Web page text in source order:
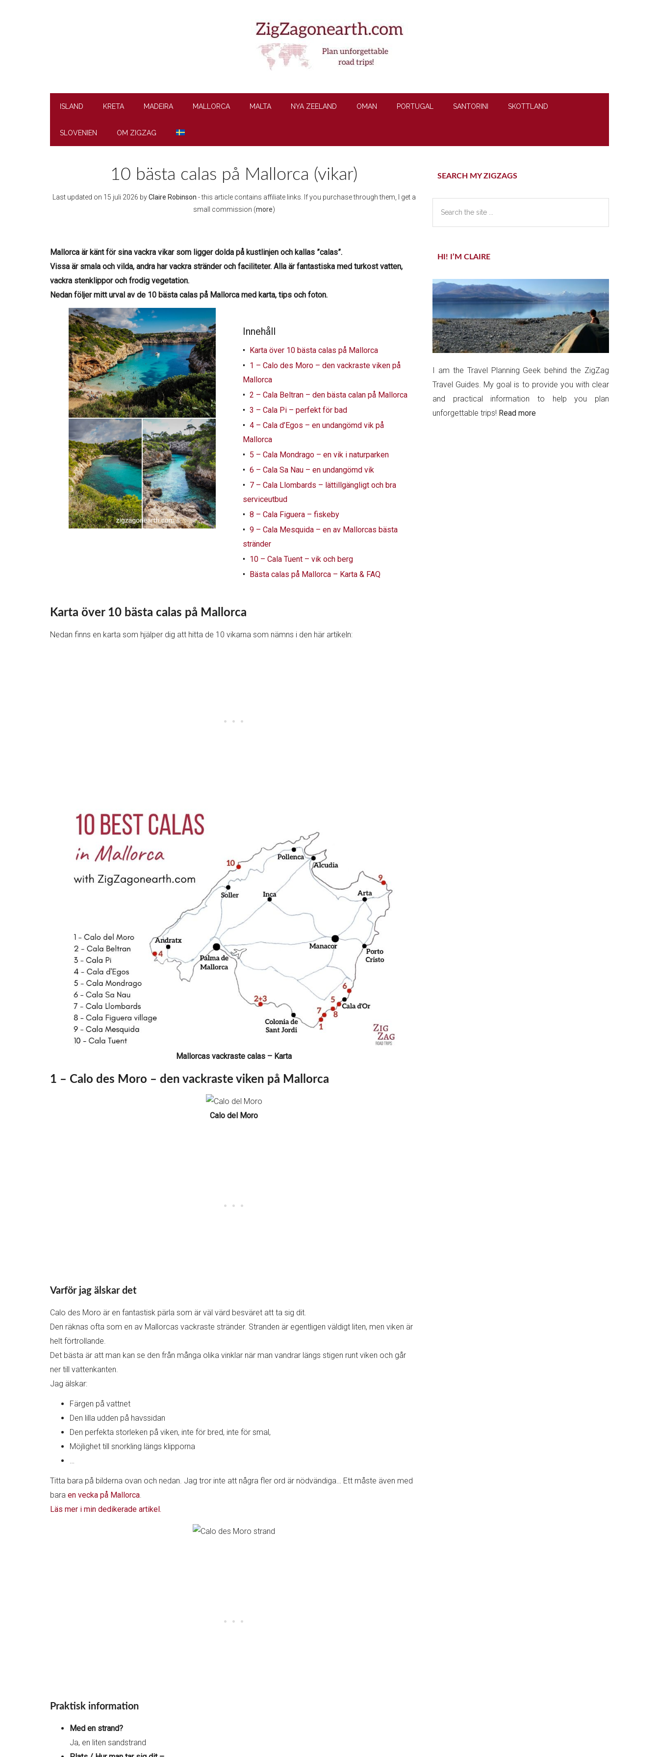
ISLAND KRETA MADEIRA MALLORCA MALTA NYA ZEELAND OMAN PORTUGAL SANTORINI SKOTTLAND
SLOVENIEN OM ZIGZAG
10 bästa calas på Mallorca (vikar)
Last updated on 15 juli 2026 byClaire Robinson - this article contains affiliate links. If you purchase through them, I get a
small commission (more)
Mallorca är känt för sina vackra vikar som ligger dolda på kustlinjen och kallas ”calas”.
Vissa är smala och vilda, andra har vackra stränder och faciliteter. Alla är fantastiska med turkost vatten,
vackra stenklippor och frodig vegetation.
Nedan följer mitt urval av de 10 bästa calas på Mallorca med karta, tips och foton.
Innehåll
Karta över 10 bästa calas på Mallorca
1 – Calo des Moro – den vackraste viken på
Mallorca
2 – Cala Beltran – den bästa calan på Mallorca
3 – Cala Pi – perfekt för bad
4 – Cala d’Egos – en undangömd vik på
Mallorca
5 – Cala Mondrago – en vik i naturparken
6 – Cala Sa Nau – en undangömd vik
7 – Cala Llombards – lättillgängligt och bra
serviceutbud
8 – Cala Figuera – fiskeby
9 – Cala Mesquida – en av Mallorcas bästa
stränder
10 – Cala Tuent – vik och berg
Bästa calas på Mallorca – Karta & FAQ
Karta över 10 bästa calas på Mallorca
Nedan finns en karta som hjälper dig att hitta de 10 vikarna som nämns i den här artikeln:
Mallorcas vackraste calas – Karta
1 – Calo des Moro – den vackraste viken på Mallorca
Calo del Moro
Varför jag älskar det
Calo des Moro är en fantastisk pärla som är väl värd besväret att ta sig dit.
Den räknas ofta som en av Mallorcas vackraste stränder. Stranden är egentligen väldigt liten, men viken är
helt förtrollande.
Det bästa är att man kan se den från många olika vinklar när man vandrar längs stigen runt viken och går
ner till vattenkanten.
Jag älskar:
Färgen på vattnet
Den lilla udden på havssidan
Den perfekta storleken på viken, inte för bred, inte för smal,
Möjlighet till snorkling längs klipporna
…
Titta bara på bilderna ovan och nedan. Jag tror inte att några fler ord är nödvändiga… Ett måste även med
bara en vecka på Mallorca.
Läs mer i min dedikerade artikel.
Praktisk information
Med en strand?
Ja, en liten sandstrand
Primary
SEARCH MY ZIGZAGS
HI! I’M CLAIRE
I am the Travel Planning Geek behind the ZigZag
Travel Guides. My goal is to provide you with clear
and practical information to help you plan
unforgettable trips! Read more